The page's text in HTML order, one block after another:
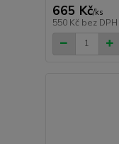
665 Kč/ks
550 Kč bez DPH